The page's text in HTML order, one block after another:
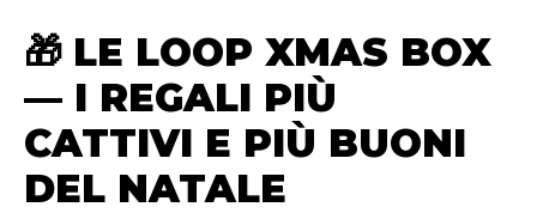
🎁 LE LOOP XMAS BOX
— I REGALI PIÙ
CATTIVI E PIÙ BUONI
DEL NATALE